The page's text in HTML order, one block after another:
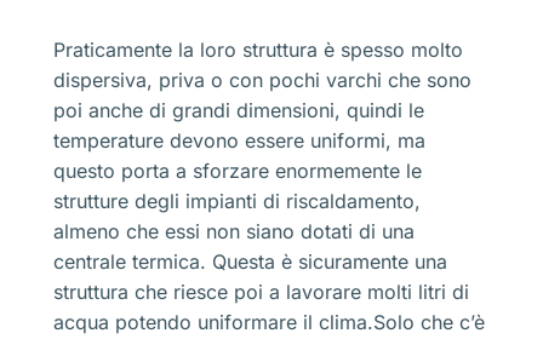
Praticamente la loro struttura è spesso molto
dispersiva, priva o con pochi varchi che sono
poi anche di grandi dimensioni, quindi le
temperature devono essere uniformi, ma
questo porta a sforzare enormemente le
strutture degli impianti di riscaldamento,
almeno che essi non siano dotati di una
centrale termica. Questa è sicuramente una
struttura che riesce poi a lavorare molti litri di
acqua potendo uniformare il clima.Solo che c’è